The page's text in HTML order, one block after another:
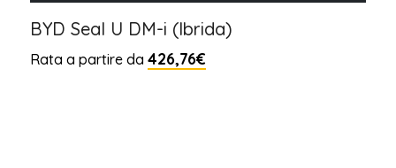
BYD Seal U DM-i (Ibrida)
Rata a partire da426,76€